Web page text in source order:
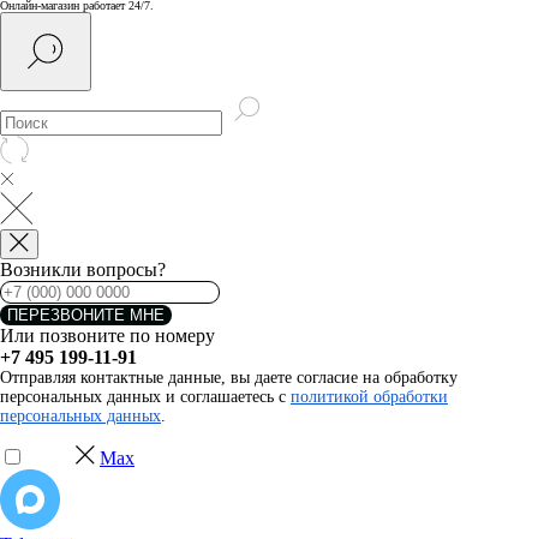
Онлайн-магазин работает 24/7.
Возникли вопросы?
ПЕРЕЗВОНИТЕ МНЕ
Или позвоните по номеру
+7 495 199-11-91
Отправляя контактные данные, вы даете согласие на обработку
персональных данных и соглашаетесь с политикой обработки
персональных данных.
Max